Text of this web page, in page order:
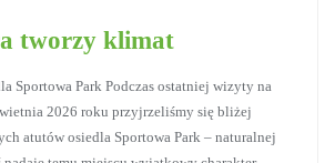
tworzy klimat
Sportowa Park Podczas ostatniej wizyty na
2026 roku przyjrzeliśmy się bliżej
atutów osiedla Sportowa Park – naturalnej